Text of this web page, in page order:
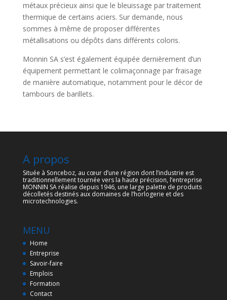
métaux précieux ainsi que le bleuissage par traitement
thermique de certains aciers. Sur demande, nous
sommes à même de proposer différentes
métallisations ou dépôts dans différents coloris.
Monnin SA s’est également équipée dernièrement d’un
équipement permettant le colimaçonnage par fraisage
de manière automatique, notamment pour le décor de
tambours de barillets.
A propos
Située à Sonceboz, au cœur d’une région dont l’industrie est
traditionnellement tournée vers la haute précision, l’entreprise
MONNIN SA réalise depuis 1946, une large palette de produits
décolletés destinés aux domaines de l’horlogerie et des
microtechnologies.
MENU
Home
Entreprise
Savoir-faire
Emplois
Formation
Contact